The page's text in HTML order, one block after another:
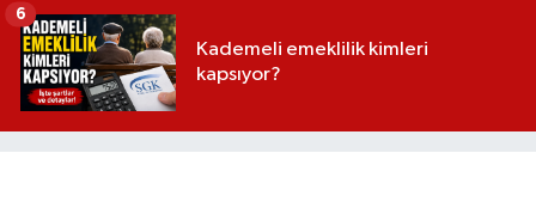
Kademeli emeklilik kimleri
kapsıyor?
6